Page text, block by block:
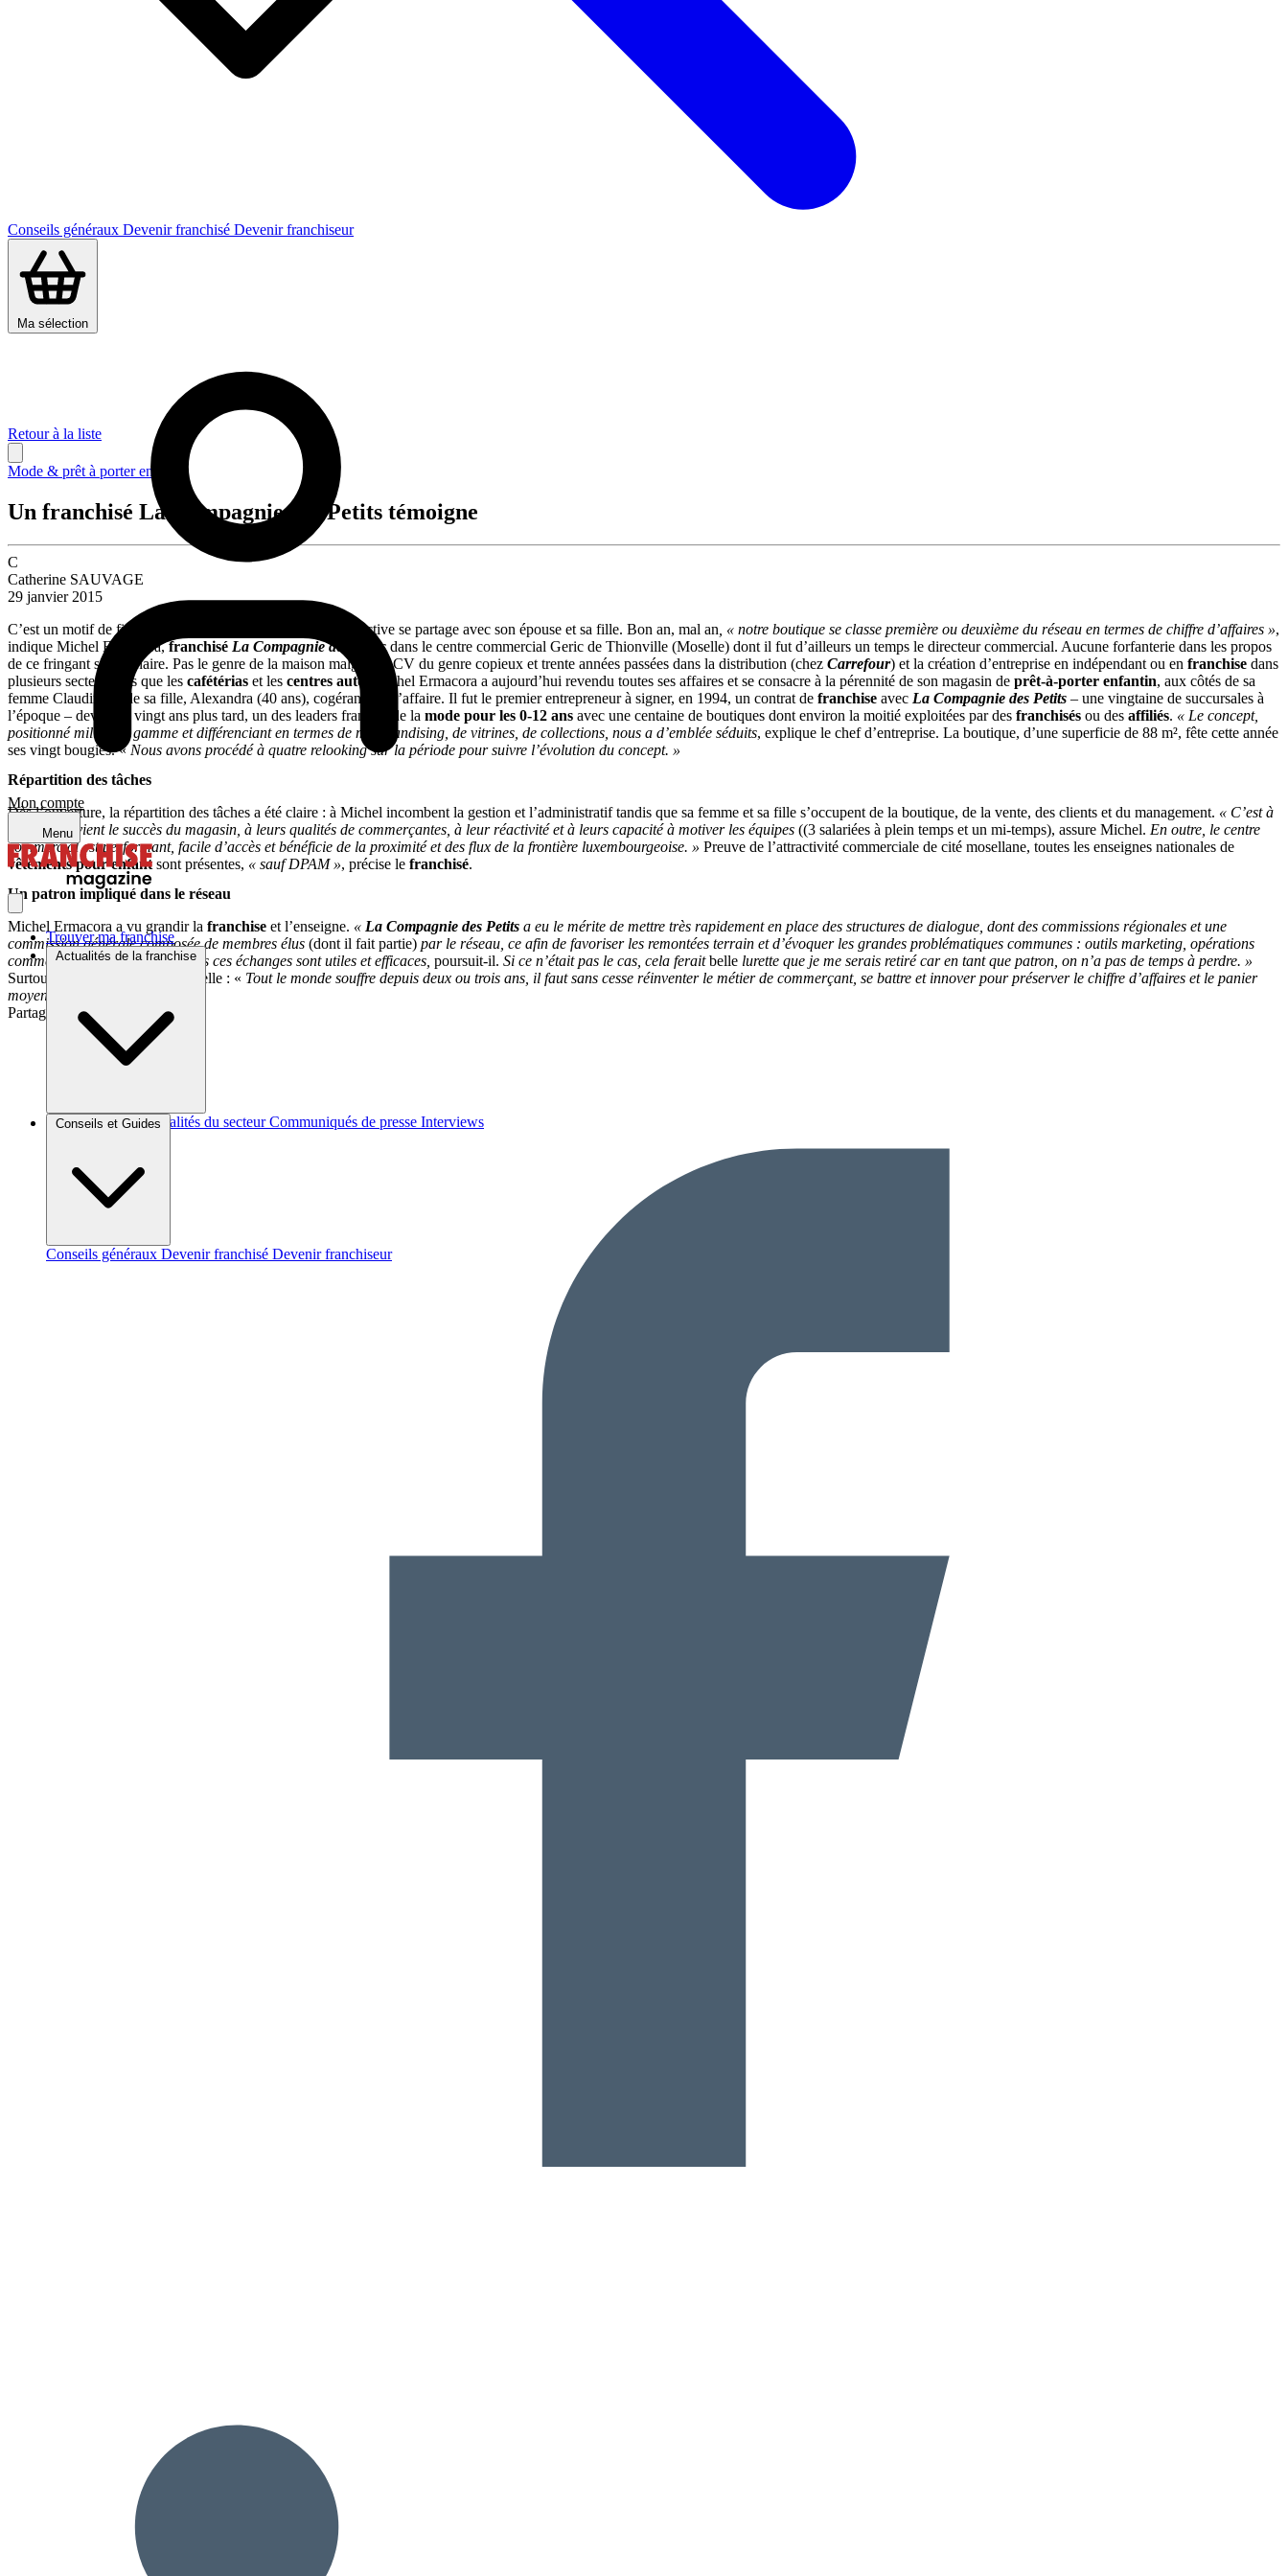
Conseils généraux Devenir franchisé Devenir franchiseur
Ma sélection
Mon compte
Menu
Trouver ma franchise
Actualités de la franchise
Brèves et actus Actualités du secteur Communiqués de presse Interviews
Conseils et Guides
Conseils généraux Devenir franchisé Devenir franchiseur
Retour à la liste
Mode & prêt à porter enfant
Un franchisé La Compagnie des Petits témoigne
C
Catherine SAUVAGE
29 janvier 2015
C’est un motif de fierté, qui plus est lorsque la réussite collective se partage avec son épouse et sa fille. Bon an, mal an , « notre boutique se classe première ou deuxième du réseau en termes de chiffre d’affaires »,
indique Michel Ermacora,franchisé La Compagnie des Petitsdans le centre commercial Geric de Thionville (Moselle) dont il fut d’ailleurs un temps le directeur commercial. Aucune forfanterie dans les propos
de ce fringant sexagénaire. Pas le genre de la maison malgré un CV du genre copieux et trente années passées dans la distribution (chez Carrefour) et la création d’entreprise en indépendant ou en franchise dans
plusieurs secteurs tels que les cafétérias et les centres auto . Michel Ermacora a aujourd’hui revendu toutes ses affaires et se consacre à la pérennité de son magasin de prêt-à-porter enfantin, aux côtés de sa
femme Claudine et de sa fille, Alexandra (40 ans), cogérante de l’affaire. Il fut le premier entrepreneur à signer, en 1994, un contrat de franchise avec La Compagnie des Petits – une vingtaine de succursales à
l’époque – devenue, vingt ans plus tard, un des leaders français de la mode pour les 0-12 ans avec une centaine de boutiques dont environ la moitié exploitées par des franchisés ou des affiliés. « Le concept,
positionné milieu de gamme et différenciant en termes de merchandising, de vitrines, de collections, nous a d’emblée séduits, explique le chef d’entreprise. La boutique, d’une superficie de 88 m², fête cette année
ses vingt bougies. «Nous avons procédé à quatre relooking sur la période pour suivre l’évolution du concept. »
Répartition des tâches
Dès l’ouverture, la répartition des tâches a été claire : à Michel incombent la gestion et l’administratif tandis que sa femme et sa fille s’occupent de la boutique, de la vente, des clients et du management. « C’est à
elles que revient le succès du magasin, à leurs qualités de commerçantes, à leur réactivité et à leurs capacité à motiver les équipes ((3 salariées à plein temps et un mi-temps), assure Michel. En outre, le centre
commercial est performant, facile d’accès et bénéficie de la proximité et des flux de la frontière luxembourgeoise. » Preuve de l’attractivité commerciale de cité mosellane, toutes les enseignes nationales de
vêtements pour enfant sont présentes, « sauf DPAM », précise le franchisé.
Un patron impliqué dans le réseau
Michel Ermacora a vu grandir la franchise et l’enseigne. « La Compagnie des Petits a eu le mérite de mettre très rapidement en place des structures de dialogue, dont des commissions régionales et une
commission générale composée de membres élus (dont il fait partie) par le réseau, ce afin de favoriser les remontées terrain et d’évoquer les grandes problématiques communes : outils marketing, opérations
commerciales menées… » « Tous ces échanges sont utiles et efficaces, poursuit-il. Si ce n’était pas le cas, cela feraitbelle lurette que je me serais retiré car en tant que patron, on n’a pas de temps à perdre. »
Surtout avec la conjoncture actuelle : « Tout le monde souffre depuis deux ou trois ans, il faut sans cesse réinventer le métier de commerçant, se battre et innover pour préserver le chiffre d’affaires et le panier
moyen ».
Partager sur :